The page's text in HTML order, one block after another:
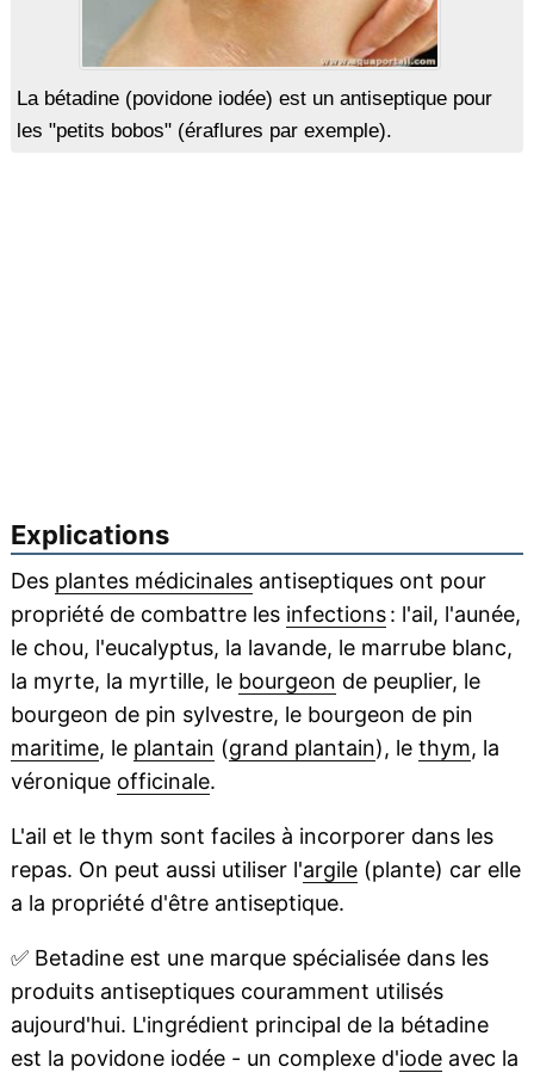
La bétadine (povidone iodée) est un antiseptique pour
les "petits bobos" (éraflures par exemple).
Explications
Des plantes médicinalesantiseptiques ont pour
propriété de combattre les infections: l'ail, l'aunée,
le chou, l'eucalyptus, la lavande, le marrube blanc,
la myrte, la myrtille, le bourgeon de peuplier, le
bourgeon de pin sylvestre, le bourgeon de pin
maritime, le plantain (grand plantain), le thym, la
véronique officinale.
L'ail et le thym sont faciles à incorporer dans les
repas. On peut aussi utiliser l'argile(plante) car elle
a la propriété d'être antiseptique.
✅Betadine est une marque spécialisée dans les
produits antiseptiques couramment utilisés
aujourd'hui. L'ingrédient principal de la bétadine
est la povidone iodée - un complexe d'iodeavec la